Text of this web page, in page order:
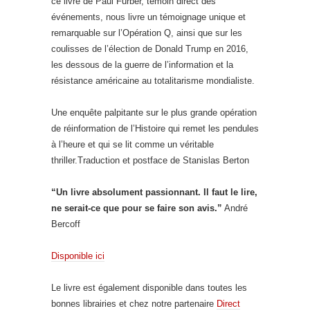
événements, nous livre un témoignage unique et
remarquable sur l’Opération Q, ainsi que sur les
coulisses de l’élection de Donald Trump en 2016,
les dessous de la guerre de l’information et la
résistance américaine au totalitarisme mondialiste.
Une enquête palpitante sur le plus grande opération
de réinformation de l’Histoire qui remet les pendules
à l’heure et qui se lit comme un véritable
thriller.Traduction et postface de Stanislas Berton
“Un livre absolument passionnant. Il faut le lire,
ne serait-ce que pour se faire son avis.” André
Bercoff
Disponible ici
Le livre est également disponible dans toutes les
bonnes librairies et chez notre partenaire Direct